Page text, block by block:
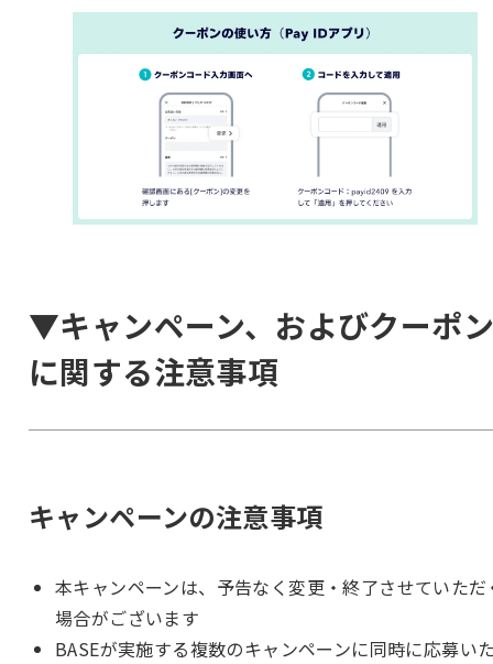
▼キャンペーン、およびクーポン
に関する注意事項
キャンペーンの注意事項
本キャンペーンは、予告なく変更・終了させていただ
場合がございます
BASEが実施する複数のキャンペーンに同時に応募い